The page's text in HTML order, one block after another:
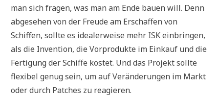
man sich fragen, was man am Ende bauen will. Denn
abgesehen von der Freude am Erschaffen von
Schiffen, sollte es idealerweise mehr ISK einbringen,
als die Invention, die Vorprodukte im Einkauf und die
Fertigung der Schiffe kostet. Und das Projekt sollte
flexibel genug sein, um auf Veränderungen im Markt
oder durch Patches zu reagieren.